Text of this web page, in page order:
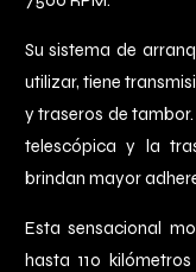
Su sistema de
utilizar, tiene
y traseros de
telescópica y la
brindan mayor
Esta sensacional
hasta 110